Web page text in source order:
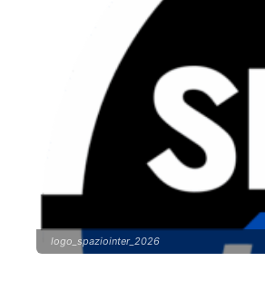
logo_spaziointer_2026